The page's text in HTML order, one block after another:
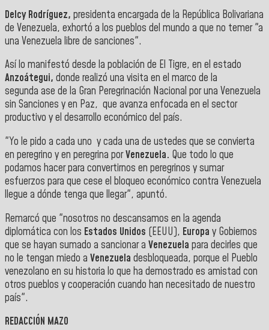
Delcy Rodríguez, presidenta encargada de la República Bolivariana
de Venezuela, exhortó a los pueblos del mundo a que no temer "a
una Venezuela libre de sanciones".
Así lo manifestó desde la población de El Tigre, en el estado
Anzoátegui, donde realizó una visita en el marco de la
segunda ase de la Gran Peregrinación Nacional por una Venezuela
sin Sanciones y en Paz, que avanza enfocada en el sector
productivo y el desarrollo económico del país.
"Yo le pido a cada uno y cada una de ustedes que se convierta
en peregrino y en peregrina porVenezuela. Que todo lo que
podamos hacer para convertirnos en peregrinos y sumar
esfuerzos para que cese el bloqueo económico contra Venezuela
llegue a dónde tenga que llegar", apuntó.
Remarcó que "nosotros no descansamos en la agenda
diplomática con los Estados Unidos (EEUU), Europa y Gobiernos
que se hayan sumado a sancionar a Venezuela para decirles que
no le tengan miedo a Venezuela desbloqueada, porque el Pueblo
venezolano en su historia lo que ha demostrado es amistad con
otros pueblos y cooperación cuando han necesitado de nuestro
país".
REDACCIÓN MAZO